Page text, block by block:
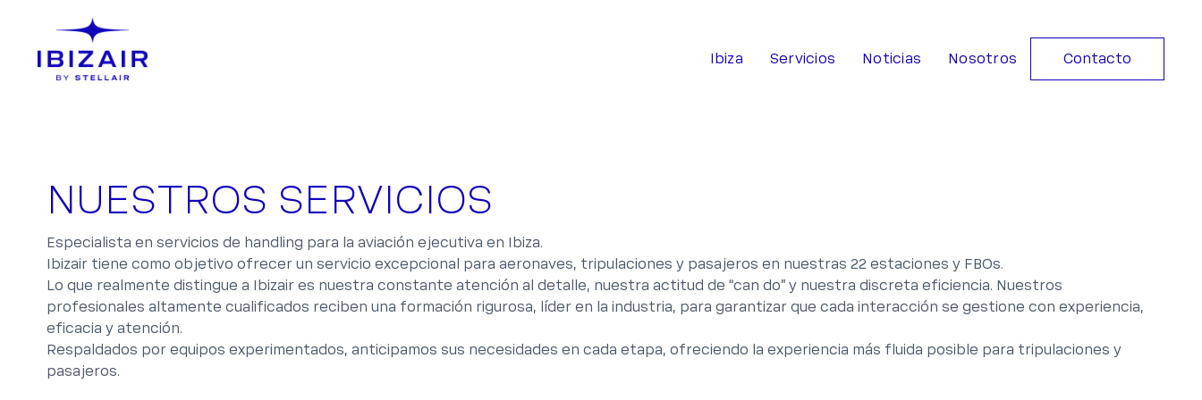
Ibiza Servicios Noticias Nosotros Contacto
NUESTROS SERVICIOS
Especialista en servicios de handling para la aviación ejecutiva en Ibiza.
Ibizair tiene como objetivo ofrecer un servicio excepcional para aeronaves, tripulaciones y pasajeros en nuestras 22 estaciones y FBOs.
Lo que realmente distingue a Ibizair es nuestra constante atención al detalle, nuestra actitud de “can do” y nuestra discreta eficiencia. Nuestros
profesionales altamente cualificados reciben una formación rigurosa, líder en la industria, para garantizar que cada interacción se gestione con experiencia,
eficacia y atención.
Respaldados por equipos experimentados, anticipamos sus necesidades en cada etapa, ofreciendo la experiencia más fluida posible para tripulaciones y
pasajeros.